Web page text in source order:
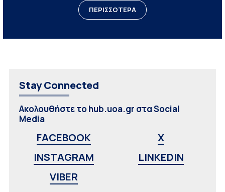
ΠΕΡΙΣΣΟΤΕΡΑ
Stay Connected
Ακολουθήστε το hub.uoa.gr στα Social
Media
FACEBOOK
X
INSTAGRAM
LINKEDIN
VIBER